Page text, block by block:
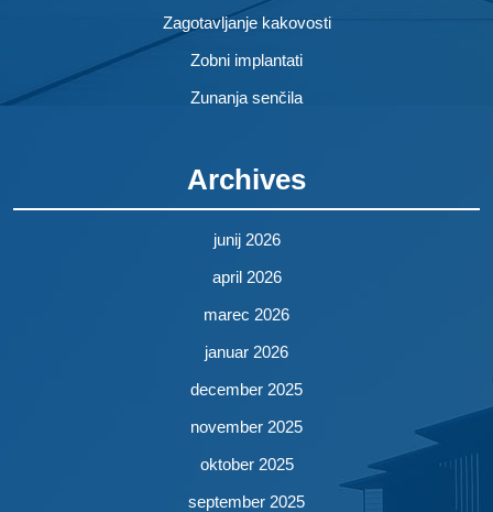
Zagotavljanje kakovosti
Zobni implantati
Zunanja senčila
Archives
junij 2026
april 2026
marec 2026
januar 2026
december 2025
november 2025
oktober 2025
september 2025